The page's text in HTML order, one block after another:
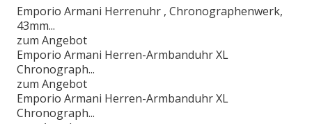
Emporio Armani Herrenuhr , Chronographenwerk,
43mm...
zum Angebot
Emporio Armani Herren-Armbanduhr XL
Chronograph...
zum Angebot
Emporio Armani Herren-Armbanduhr XL
Chronograph...